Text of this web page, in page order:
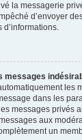
la messagerie
d’envoyer
d’informations.
messages
les
dans les
messages privés
aux
un